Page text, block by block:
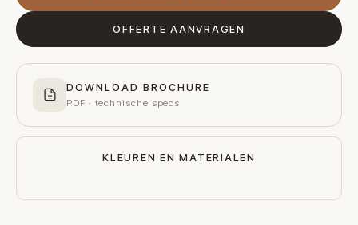
OFFERTE AANVRAGEN
DOWNLOAD BROCHURE
PDF · technische specs
KLEUREN EN MATERIALEN